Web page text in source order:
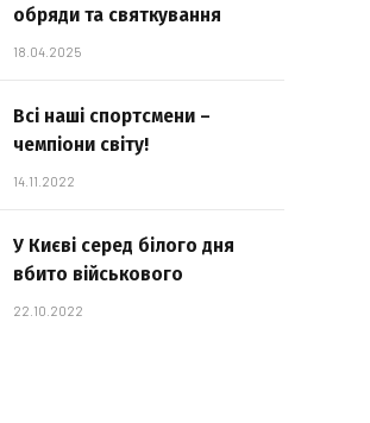
обряди та святкування
18.04.2025
Всі наші спортсмени –
чемпіони світу!
14.11.2022
У Києві серед білого дня
вбито військового
22.10.2022